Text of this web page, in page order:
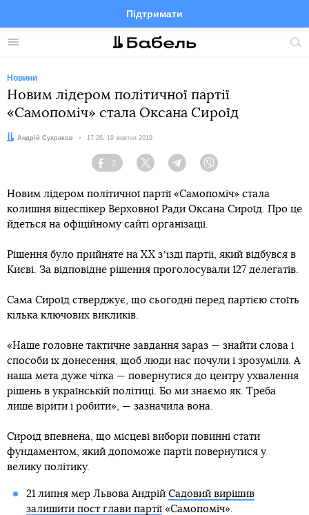
Меню
Підтримати
FacebookTelegramTwitter
Новини
Новим лідером політичної партії
«Самопоміч» стала Оксана Сироїд
Автор:
Андрій Сухраков Дата:
17:26, 19 жовтня 2019
Facebook
2
Twitter TelegramViber
Новим лідером політичної партії «Самопоміч» стала
колишня віцеспікер Верховної Ради Оксана Сироїд. Про це
йдеться на офіційному сайті організації.
Рішення було прийняте на XX зʼїзді партії, який відбувся в
Києві. За відповідне рішення проголосували 127 делегатів.
Сама Сироїд стверджує, що сьогодні перед партією стоїть
кілька ключових викликів.
«Наше головне тактичне завдання зараз — знайти слова і
способи їх донесення, щоб люди нас почули і зрозуміли. А
наша мета дуже чітка — повернутися до центру ухвалення
рішень в українській політиці. Бо ми знаємо як. Треба
лише вірити і робити», — зазначила вона.
Сироїд впевнена, що місцеві вибори повинні стати
фундаментом, який допоможе партії повернутися у
велику політику.
21 липня мер Львова Андрій Садовий вирішив
залишити пост глави партії«Самопоміч».